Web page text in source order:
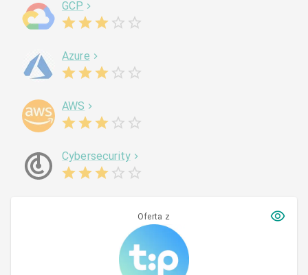
GCP
Azure
AWS
Cybersecurity
Oferta z